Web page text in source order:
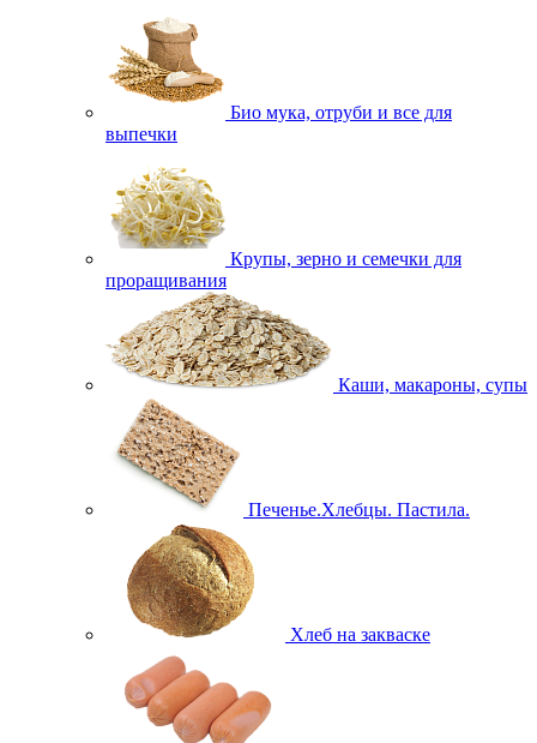
Био мука, отруби и все для
выпечки
Крупы, зерно и семечки для
проращивания
Каши, макароны, супы
Печенье.Хлебцы. Пастила.
Хлеб на закваске